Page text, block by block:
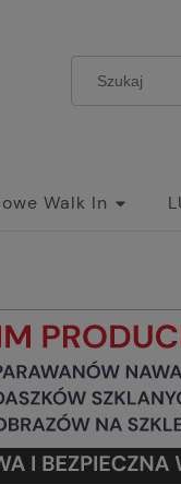
Walk In